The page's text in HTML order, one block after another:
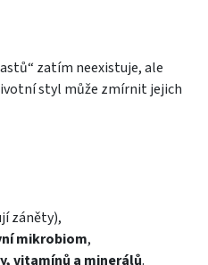
zatím neexistuje, ale
styl může zmírnit jejich
záněty),
mikrobiom,
vitamínů a minerálů.